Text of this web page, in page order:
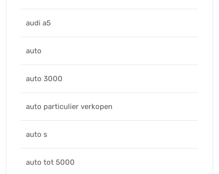
audi a5
auto
auto 3000
auto particulier verkopen
auto s
auto tot 5000